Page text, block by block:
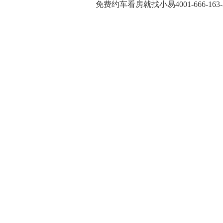
免费约车看房就找小易4001-666-